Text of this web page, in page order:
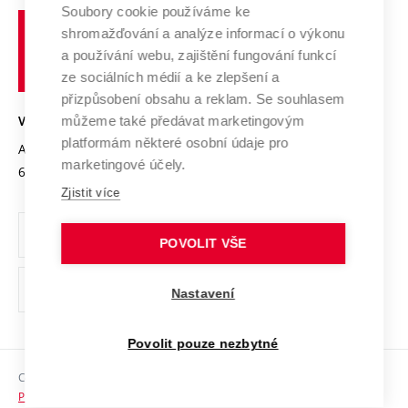
Výzkumné infrastruktury
Transfer znalostí
Open Science
Projekty
Projekty ze strukturálních fondů
Specifický výzkum
Spolupráce se školami
Mezinárodní dohody
Univerzitní sítě
Udržitelná univerzita
Podnikavá univerzita / ContriBUTe
Bezpečná univerzita
Vyznamenání
Organizační struktura
Ochrana osobních údajů
odkaz)
Sociální bezpečí
učení
technické
Brně
VYSOKÉ UČENÍ TECHNICKÉ V BRNĚ
Antonínská 548/1
602 00 Brno
www.vut.cz
vut@vutbr.cz
Copyright © 2026 VUT
Prohlášení o přístupnosti
Soubory cookie používáme ke
shromažďování a analýze informací o výkonu
a používání webu, zajištění fungování funkcí
ze sociálních médií a ke zlepšení a
přizpůsobení obsahu a reklam. Se souhlasem
můžeme také předávat marketingovým
platformám některé osobní údaje pro
marketingové účely.
Zjistit více
POVOLIT VŠE
Nastavení
Povolit pouze nezbytné